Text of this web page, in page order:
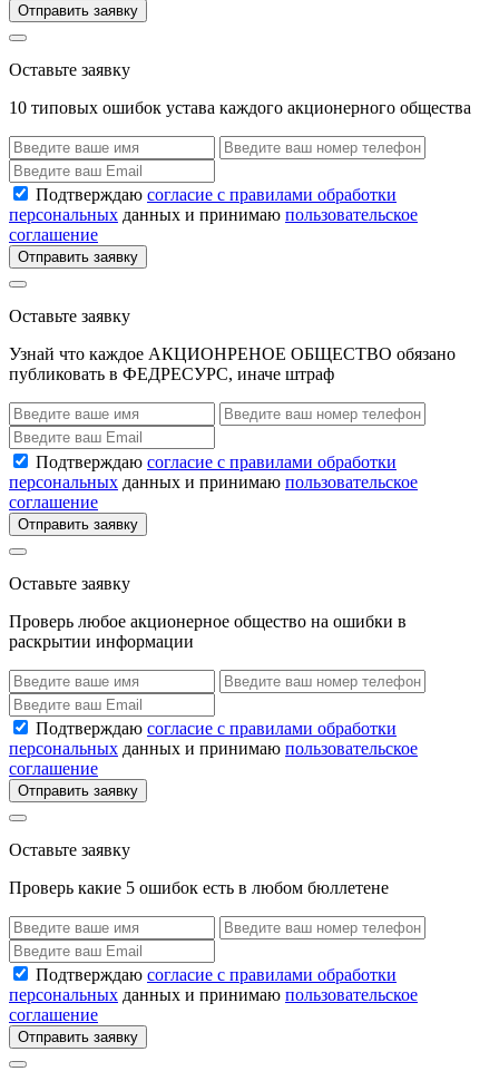
Отправить заявку
Оставьте заявку
10 типовых ошибок устава каждого акционерного общества
Подтверждаю согласие с правилами обработки
персональных данных и принимаю пользовательское
соглашение
Отправить заявку
Оставьте заявку
Узнай что каждое АКЦИОНРЕНОЕ ОБЩЕСТВО обязано
публиковать в ФЕДРЕСУРС, иначе штраф
Подтверждаю согласие с правилами обработки
персональных данных и принимаю пользовательское
соглашение
Отправить заявку
Оставьте заявку
Проверь любое акционерное общество на ошибки в
раскрытии информации
Подтверждаю согласие с правилами обработки
персональных данных и принимаю пользовательское
соглашение
Отправить заявку
Оставьте заявку
Проверь какие 5 ошибок есть в любом бюллетене
Подтверждаю согласие с правилами обработки
персональных данных и принимаю пользовательское
соглашение
Отправить заявку